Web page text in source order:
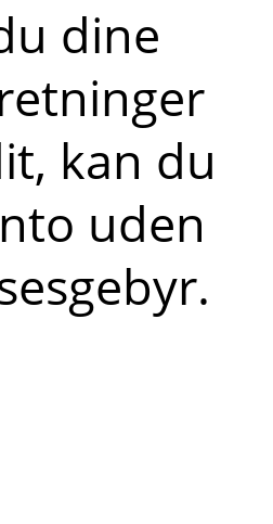
dine
kan du
uden